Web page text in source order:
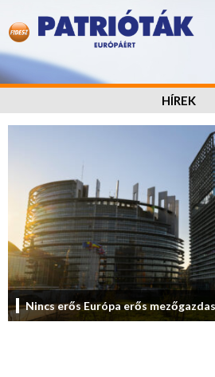
HÍREK
Nincs erős Európa erős